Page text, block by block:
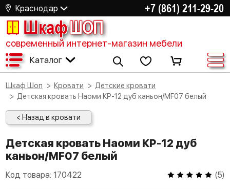
Краснодар +7 (861) 211-29-20
ШкафШОП
современный интернет-магазин мебели
Каталог
Шкаф Шоп Кровати
Детские кровати
Детская кровать Наоми КР-12 дуб каньон/MF07 белый
< Назад в кровати
Детская кровать Наоми КР-12 дуб
каньон/MF07 белый
Код товара: 170422 (5)